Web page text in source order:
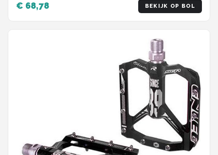
€ 68,78 BEKIJK OP BOL